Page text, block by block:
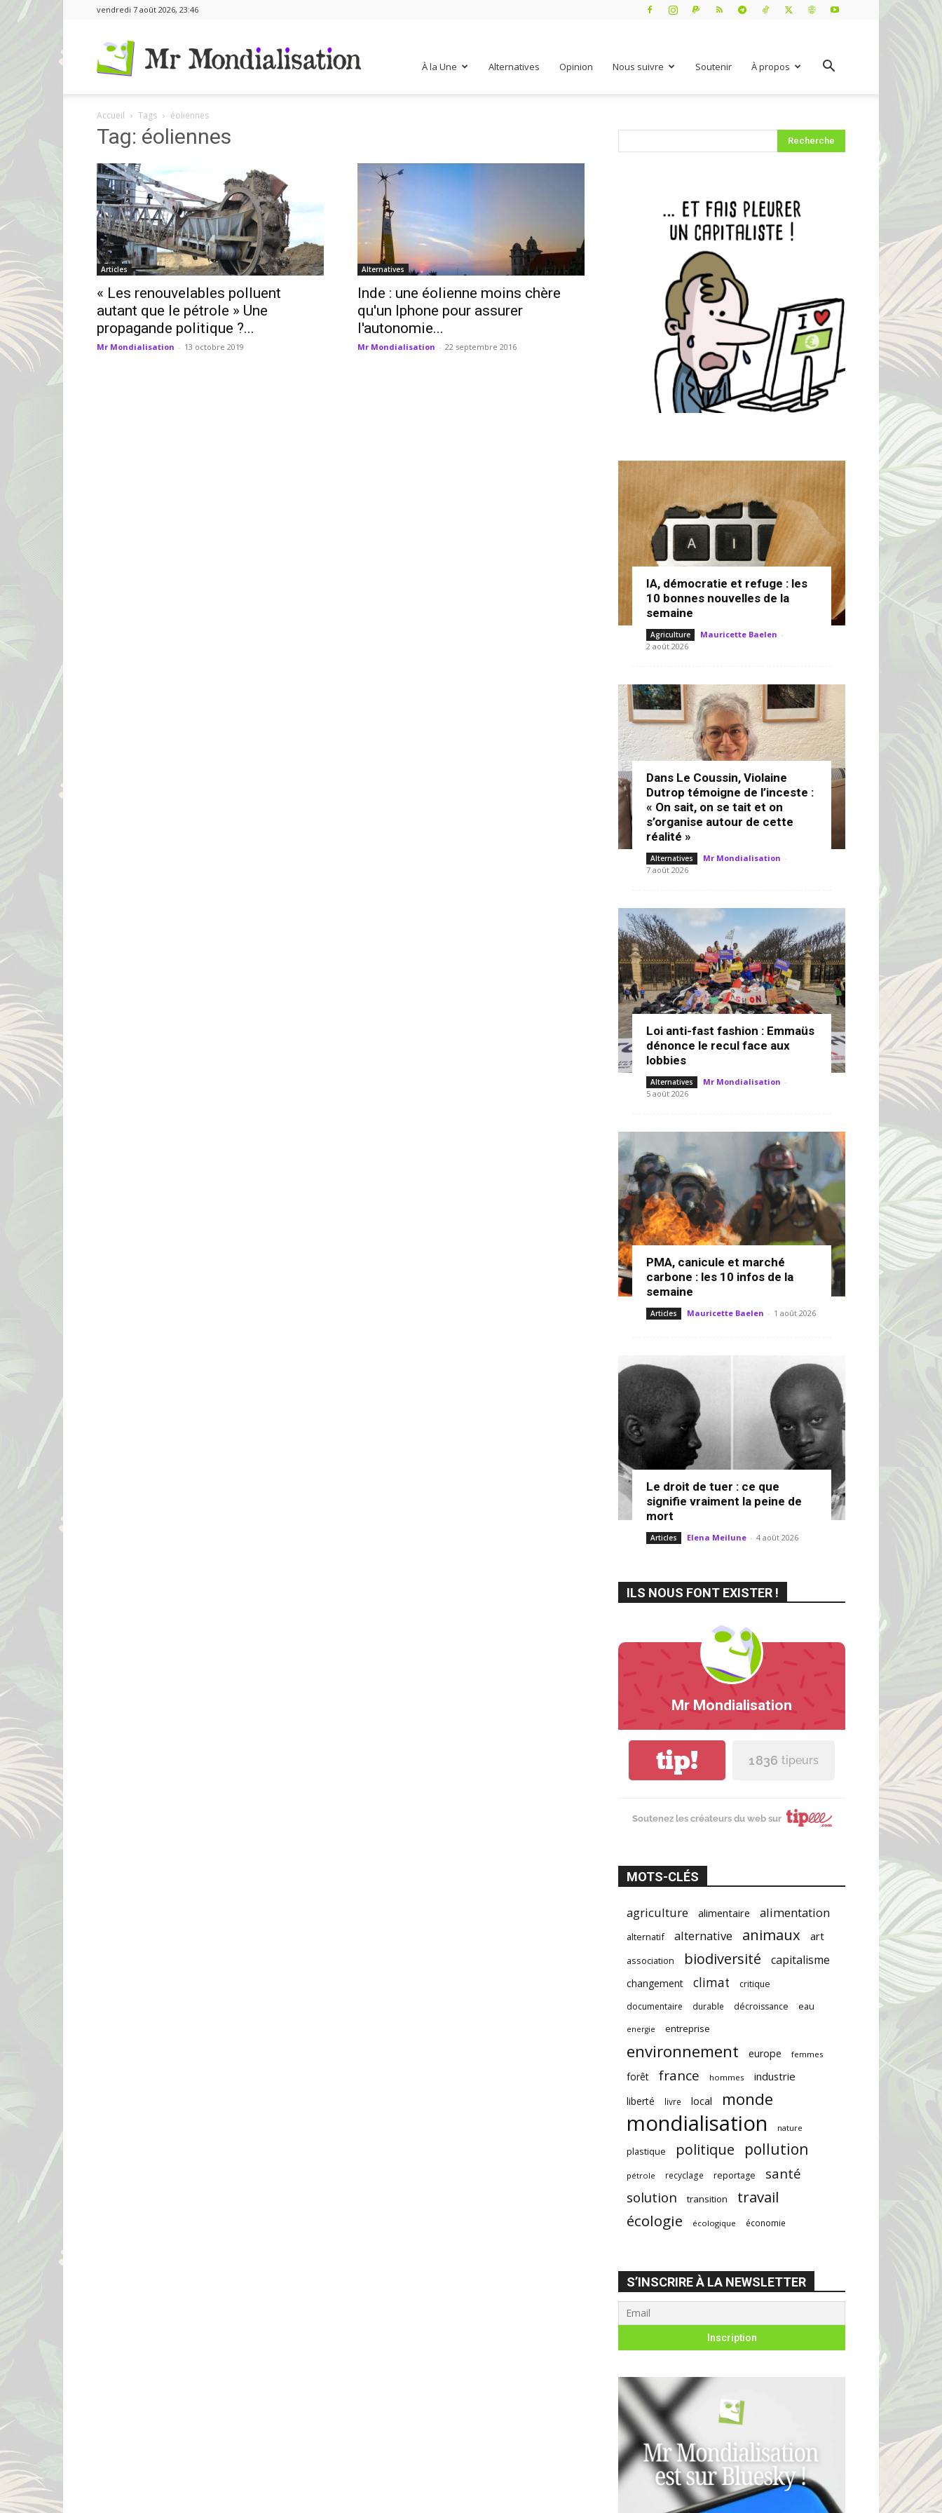
vendredi 7 août 2026, 23:46
À la Une Alternatives Opinion Nous suivre Soutenir À propos
Accueil Tags éoliennes
Tag: éoliennes
Articles
« Les renouvelables polluent
autant que le pétrole » Une
propagande politique ?...
Mr Mondialisation - 13 octobre 2019
Alternatives
Inde : une éolienne moins chère
qu'un Iphone pour assurer
l'autonomie...
Mr Mondialisation - 22 septembre 2016
IA, démocratie et refuge : les
10 bonnes nouvelles de la
semaine
Agriculture Mauricette Baelen -
2 août 2026
Dans Le Coussin, Violaine
Dutrop témoigne de l’inceste :
« On sait, on se tait et on
s’organise autour de cette
réalité »
Alternatives Mr Mondialisation -
7 août 2026
Loi anti-fast fashion : Emmaüs
dénonce le recul face aux
lobbies
Alternatives Mr Mondialisation -
5 août 2026
PMA, canicule et marché
carbone : les 10 infos de la
semaine
Articles Mauricette Baelen - 1 août 2026
Le droit de tuer : ce que
signifie vraiment la peine de
mort
Articles Elena Meilune - 4 août 2026
ILS NOUS FONT EXISTER !
Mr Mondialisation
tip! 1 836 tipeurs
Soutenez les créateurs du web sur
MOTS-CLÉS
agriculture alimentaire alimentation
alternatif alternative animaux art
association biodiversité capitalisme
changement climat
critique
documentaire
durable décroissance eau
energie entreprise
environnement europe femmes
forêt france hommes industrie
liberté livre local monde
mondialisation nature
plastique politique pollution
pétrole recyclage reportage
santé
solution
transition
travail
écologie
écologique économie
S’INSCRIRE À LA NEWSLETTER